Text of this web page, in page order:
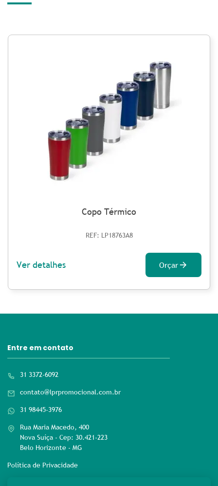
Copo Térmico
REF: LP18763A8
Ver detalhes Orçar
Entre em contato
31 3372-6092
contato@lprpromocional.com.br
31 98445-3976
Rua Maria Macedo, 400
Nova Suíça - Cep: 30.421-223
Belo Horizonte - MG
Política de Privacidade